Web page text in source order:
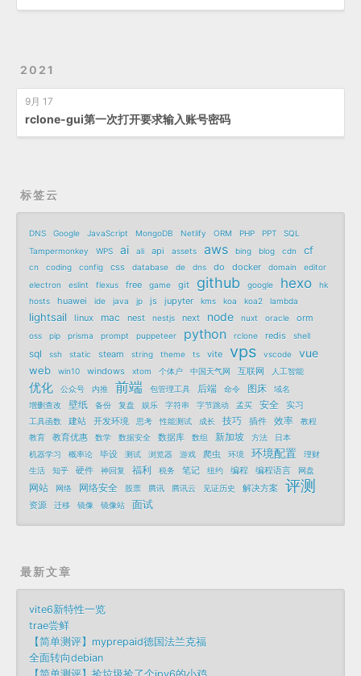
2021
9月 17
rclone-gui第一次打开要求输入账号密码
标签云
DNS Google JavaScript MongoDB Netlify ORM PHP PPT
SQL
Tampermonkey
WPS ai ali api assets aws bing blog cdn cf
cn coding config css database de dns do docker domain
editor
electron
eslint flexus free game git github google hexo
hk
hosts
huawei ide java jp js jupyter kms koa koa2 lambda
lightsail linux mac nest nestjs next node nuxt oracle orm
oss pip prisma prompt puppeteer python rclone redis shell
sql ssh static steam string theme ts vite vps vscode vue
web win10 windows xtom 个体户 中国天气网 互联网 人工智能
优化 公众号 内推 前端 包管理工具 后端 命令 图床
域名
增删查改
壁纸 备份 复盘 娱乐 字符串 字节跳动 孟买 安全 实习
工具函数 建站 开发环境 思考 性能测试 成长 技巧 插件 效率
教程
教育
教育优惠 数学 数据安全 数据库 数组 新加坡 方法
日本
机器学习
概率论 毕设 测试 浏览器 游戏 爬虫 环境 环境配置
理财
生活
知乎 硬件 神回复 福利 税务 笔记 纽约 编程 编程语言 网盘
网站 网络 网络安全 股票 腾讯 腾讯云 见证历史 解决方案 评测
资源 迁移 镜像 镜像站 面试
最新文章
vite6新特性一览
trae尝鲜
【简单测评】myprepaid德国法兰克福
全面转向debian